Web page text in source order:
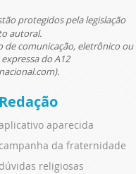
protegidos pela legislação
autoral.
comunicação, eletrônico ou
do A12
Redação
aparecida
campanha da fraternidade
dúvidas religiosas